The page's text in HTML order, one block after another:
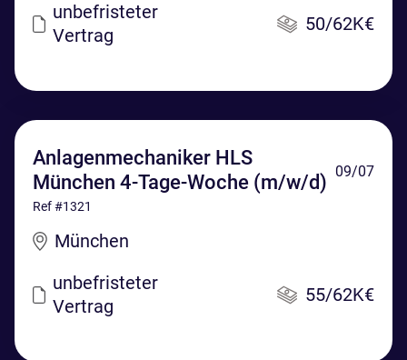
unbefristeter
Vertrag
50/62K€
Anlagenmechaniker HLS
München 4-Tage-Woche (m/w/d) 09/07
Ref #1321
München
unbefristeter
Vertrag
55/62K€